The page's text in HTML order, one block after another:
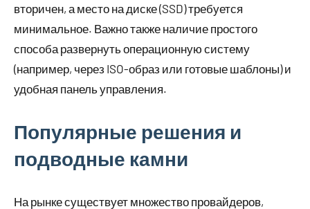
вторичен, а место на диске (SSD) требуется
минимальное. Важно также наличие простого
способа развернуть операционную систему
(например, через ISO-образ или готовые шаблоны) и
удобная панель управления.
Популярные решения и
подводные камни
На рынке существует множество провайдеров,